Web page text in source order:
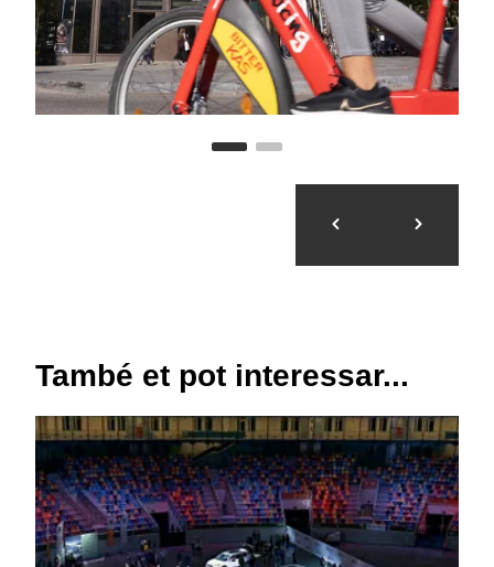
També et pot interessar...